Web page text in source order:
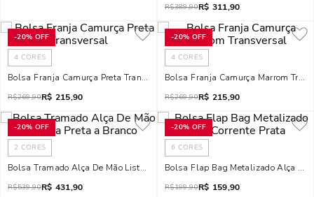
R$389,90R$ 311,90
-20% OFF
4 CORES
Bolsa Franja Camurça Preta Transversal
R$269,90R$ 215,90
-20% OFF
4 CORES
Bolsa Franja Camurça Marrom
R$269,90R$ 215,90
-20% OFF
2 CORES
Bolsa Tramado Alça De Mão Listrada Preta A Branco
R$539,90R$ 431,90
-20% OFF
6 CORES
Bolsa Flap Bag Metalizado Alça
R$199,90R$ 159,90